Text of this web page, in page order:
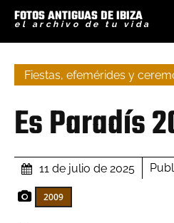
FOTOS ANTIGUAS DE IBIZA
el archivo de tu vida
Fiestas, efemérides y
Es Paradís
11 de julio de 2025
2009